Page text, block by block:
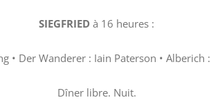
SIEGFRIEDà 16 heures :
• Der Wanderer : Iain Paterson • Alberich
Dîner libre. Nuit.